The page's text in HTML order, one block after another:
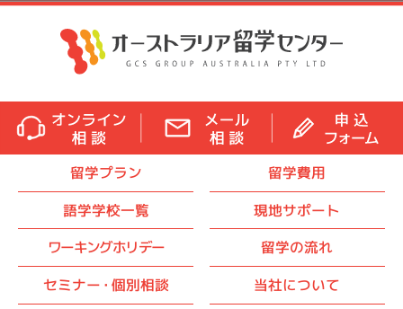
留学プラン
留学費用
語学学校一覧
現地サポート
ワーキングホリデー
留学の流れ
セミナー・ 個別相談 当社について